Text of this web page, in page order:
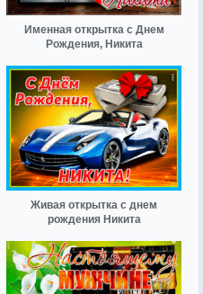
Именная открытка с Днем
Рождения, Никита
Живая открытка с днем
рождения Никита